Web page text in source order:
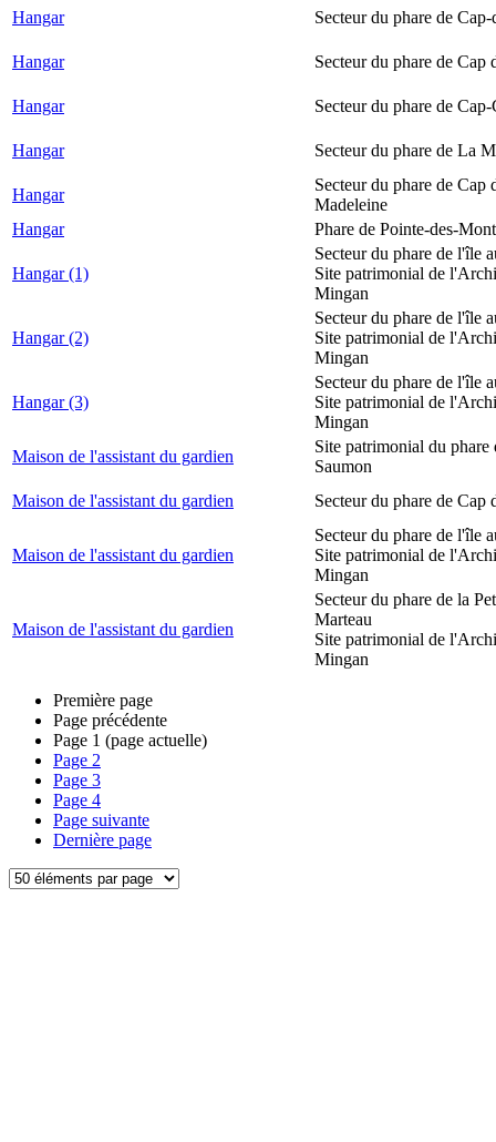
Hangar Secteur du phare de Cap-
Hangar Secteur du phare de Cap
Hangar Secteur du phare de Cap-
Hangar Secteur du phare de La
Hangar
Secteur du phare de Cap
Madeleine
Hangar
Phare de Pointe-des-
Hangar (1)
Secteur du phare de l'île
Site patrimonial de
Mingan
Hangar (2)
Secteur du phare de l'île
Site patrimonial de
Mingan
Hangar (3)
Secteur du phare de l'île
Site patrimonial de
Mingan
Maison de l'assistant du gardien
Site patrimonial du phare
Saumon
Maison de l'assistant du gardien
Secteur du phare de Cap
Maison de l'assistant du gardien
Secteur du phare de l'île
Site patrimonial de
Mingan
Maison de l'assistant du gardien
Secteur du phare de la
Marteau
Site patrimonial de
Mingan
Première page
Page précédente
Page 1 (page actuelle)
Page 2
Page 3
Page 4
Page suivante
Dernière page